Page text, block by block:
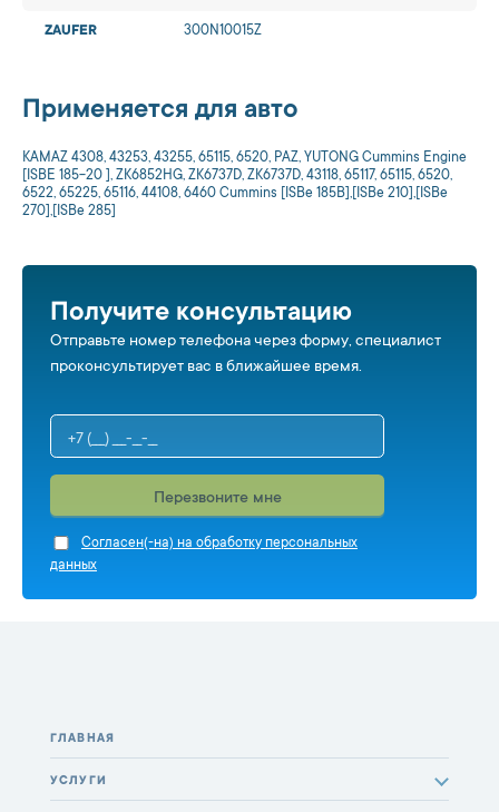
ZAUFER 300N10015Z
Применяется для авто
KAMAZ 4308, 43253, 43255, 65115, 6520, PAZ, YUTONG Cummins Engine
[ISBE 185-20 ], ZK6852HG, ZK6737D, ZK6737D, 43118, 65117, 65115, 6520,
6522, 65225, 65116, 44108, 6460 Cummins [ISBe 185B],[ISBe 210],[ISBe
270],[ISBe 285]
Получите консультацию
Отправьте номер телефона через форму, специалист
проконсультирует вас в ближайшее время.
Перезвоните мне
Cогласен(-на) на обработку персональных
данных
ГЛАВНАЯ
УСЛУГИ